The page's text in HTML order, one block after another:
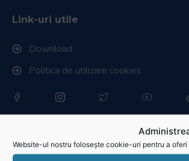
Website-ul nostru folosește cookie-uri pentru a
Link-uri utile
Download
Politica de utilizare cookies